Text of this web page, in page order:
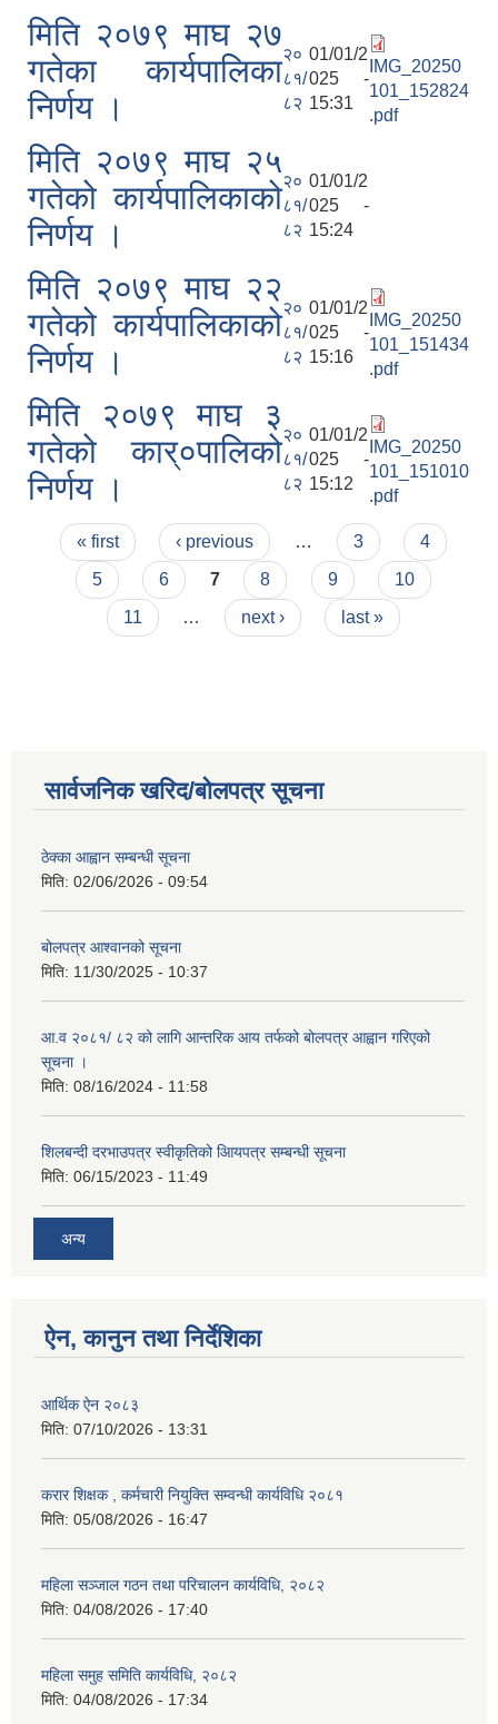
मिति २०७९ माघ २७
गतेका कार्यपालिका
निर्णय ।
२०
८१/
८२
01/01/2
025 -
15:31
IMG_20250
101_152824
.pdf
मिति २०७९ माघ २५
गतेको कार्यपालिकाको
निर्णय ।
२०
८१/
८२
01/01/2
025 -
15:24
मिति २०७९ माघ २२
गतेको कार्यपालिकाको
निर्णय ।
२०
८१/
८२
01/01/2
025 -
15:16
IMG_20250
101_151434
.pdf
मिति २०७९ माघ ३
गतेको कार्०पालिको
निर्णय ।
२०
८१/
८२
01/01/2
025 -
15:12
IMG_20250
101_151010
.pdf
Pages
« first ‹ previous … 3
4
5
6 7 8 9
10
11
… next › last »
सार्वजनिक खरिद/बोलपत्र सूचना
ठेक्का आह्वान सम्बन्धी सूचना
मिति: 02/06/2026 - 09:54
बोलपत्र आश्वानको सूचना
मिति: 11/30/2025 - 10:37
आ.व २०८१/ ८२ को लागि आन्तरिक आय तर्फको बोलपत्र आह्वान गरिएको
सूचना ।
मिति: 08/16/2024 - 11:58
शिलबन्दी दरभाउपत्र स्वीकृतिको आियपत्र सम्बन्धी सूचना
मिति: 06/15/2023 - 11:49
अन्य
ऐन, कानुन तथा निर्देशिका
आर्थिक ऐन २०८३
मिति: 07/10/2026 - 13:31
करार शिक्षक , कर्मचारी नियुक्ति सम्वन्धी कार्यविधि २०८१
मिति: 05/08/2026 - 16:47
महिला सञ्जाल गठन तथा परिचालन कार्यविधि, २०८२
मिति: 04/08/2026 - 17:40
महिला समुह समिति कार्यविधि, २०८२
मिति: 04/08/2026 - 17:34